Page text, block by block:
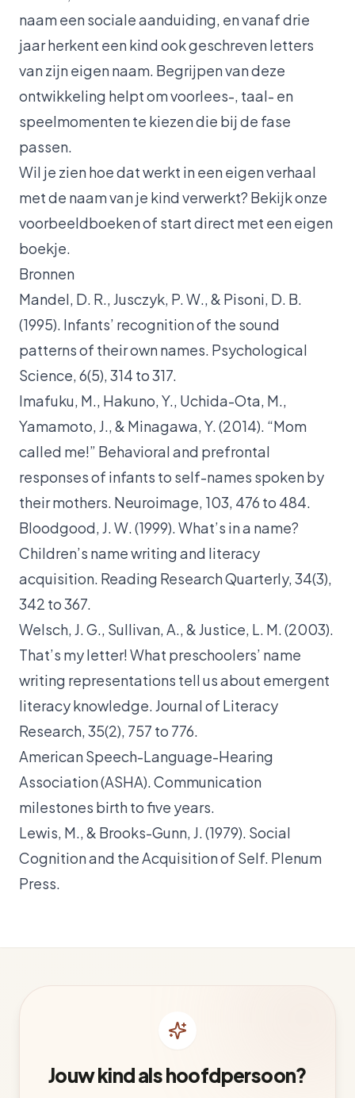
naam een sociale aanduiding, en vanaf drie
jaar herkent een kind ook geschreven letters
van zijn eigen naam. Begrijpen van deze
ontwikkeling helpt om voorlees-, taal- en
speelmomenten te kiezen die bij de fase
passen.
Wil je zien hoe dat werkt in eeneigen verhaal
met de naam van je kind verwerkt? Bekijk onze
voorbeeldboeken of start direct met een eigen
boekje.
Bronnen
Mandel, D. R., Jusczyk, P. W., & Pisoni, D. B.
(1995). Infants’ recognition of the sound
patterns of their own names. Psychological
Science, 6(5), 314 to 317.
Imafuku, M., Hakuno, Y., Uchida-Ota, M.,
Yamamoto, J., & Minagawa, Y. (2014). “Mom
called me!” Behavioral and prefrontal
responses of infants to self-names spoken by
their mothers. Neuroimage, 103, 476 to 484.
Bloodgood, J. W. (1999). What’s in a name?
Children’s name writing and literacy
acquisition. Reading Research Quarterly, 34(3),
342 to 367.
Welsch, J. G., Sullivan, A., & Justice, L. M. (2003).
That’s my letter! What preschoolers’ name
writing representations tell us about emergent
literacy knowledge. Journal of Literacy
Research, 35(2), 757 to 776.
American Speech-Language-Hearing
Association (ASHA). Communication
milestones birth to five years.
Lewis, M., & Brooks-Gunn, J. (1979). Social
Cognition and the Acquisition of Self. Plenum
Press.
Jouw kind als hoofdpersoon?